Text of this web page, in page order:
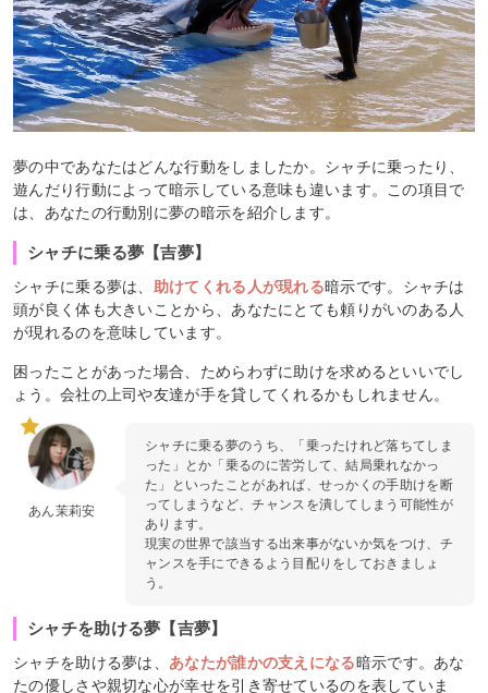
夢の中であなたはどんな行動をしましたか。シャチに乗ったり、
遊んだり行動によって暗示している意味も違います。この項目で
は、あなたの行動別に夢の暗示を紹介します。
シャチに乗る夢【吉夢】
シャチに乗る夢は、 助けてくれる人が現れる暗示です。シャチは
頭が良く体も大きいことから、あなたにとても頼りがいのある人
が現れるのを意味しています。
困ったことがあった場合、ためらわずに助けを求めるといいでし
ょう。会社の上司や友達が手を貸してくれるかもしれません。
あん茉莉安
シャチに乗る夢のうち、「乗ったけれど落ちてしま
った」とか「乗るのに苦労して、結局乗れなかっ
た」といったことがあれば、せっかくの手助けを断
ってしまうなど、チャンスを潰してしまう可能性が
あります。
現実の世界で該当する出来事がないか気をつけ、チ
ャンスを手にできるよう目配りをしておきましょ
う。
シャチを助ける夢【吉夢】
シャチを助ける夢は、 あなたが誰かの支えになる暗示です。あな
たの優しさや親切な心が幸せを引き寄せているのを表していま